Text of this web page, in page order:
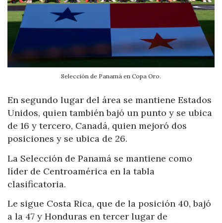
Selección de Panamá en Copa Oro.
En segundo lugar del área se mantiene Estados
Unidos, quien también bajó un punto y se ubica
de 16 y tercero, Canadá, quien mejoró dos
posiciones y se ubica de 26.
La Selección de Panamá se mantiene como
líder de Centroamérica en la tabla
clasificatoria.
Le sigue Costa Rica, que de la posición 40, bajó
a la 47 y Honduras en tercer lugar de